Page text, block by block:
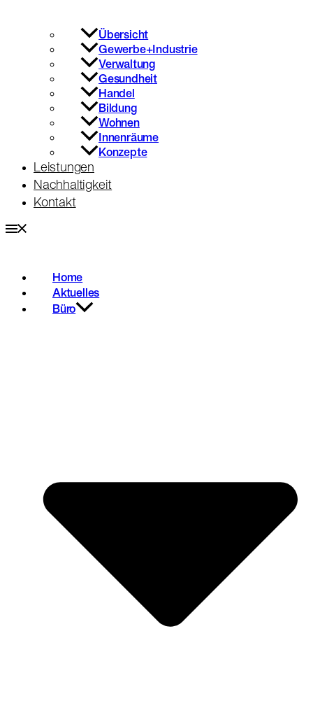
Übersicht
Gewerbe+Industrie
Verwaltung
Gesundheit
Handel
Bildung
Wohnen
Innenräume
Konzepte
Leistungen
Nachhaltigkeit
Kontakt
Home
Aktuelles
Büro